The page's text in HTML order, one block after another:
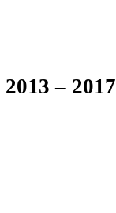
2013 – 2017